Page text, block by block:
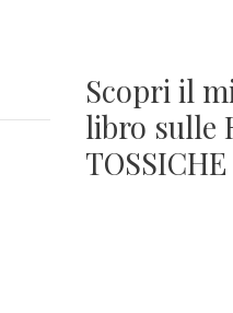
Scopri il
libro sulle
TOSSICHE